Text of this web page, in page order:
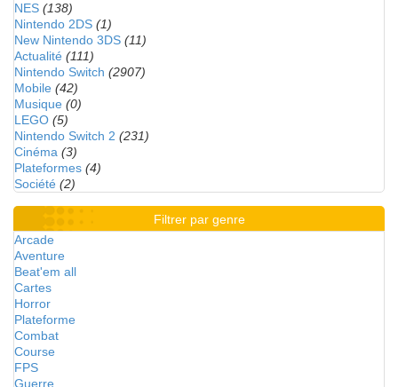
NES (138)
Nintendo 2DS (1)
New Nintendo 3DS (11)
Actualité (111)
Nintendo Switch (2907)
Mobile (42)
Musique (0)
LEGO (5)
Nintendo Switch 2 (231)
Cinéma (3)
Plateformes (4)
Société (2)
Filtrer par genre
Arcade
Aventure
Beat'em all
Cartes
Horror
Plateforme
Combat
Course
FPS
Guerre